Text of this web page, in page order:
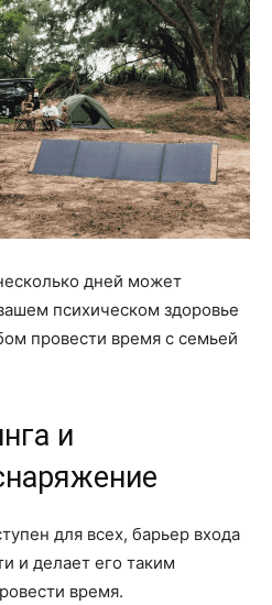
дней может
психическом здоровье
провести время с семьей
и
для всех, барьер входа
и делает его таким
время.